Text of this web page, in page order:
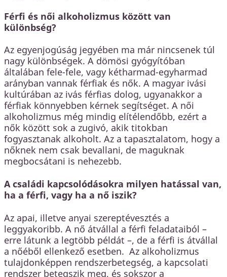
Férfi és női alkoholizmus között van
különbség?
Az egyenjogúság jegyében ma már nincsenek túl
nagy különbségek. A dömösi gyógyítóban
általában fele-fele, vagy kétharmad-egyharmad
arányban vannak férfiak és nők. A magyar ivási
kultúrában az ivás férfias dolog, ugyanakkor a
férfiak könnyebben kérnek segítséget. A női
alkoholizmus még mindig elítélendőbb, ezért a
nők között sok a zugivó, akik titokban
fogyasztanak alkoholt. Az a tapasztalatom, hogy a
nőknek nem csak bevallani, de maguknak
megbocsátani is nehezebb.
A családi kapcsolódásokra milyen hatással van,
ha a férfi, vagy ha a nő iszik?
Az apai, illetve anyai szereptévesztés a
leggyakoribb. A nő átvállal a férfi feladataiból –
erre látunk a legtöbb példát –, de a férfi is átvállal
a nőéből ellenkező esetben. Az alkoholizmus
tulajdonképpen rendszerbetegség, a kapcsolati
rendszer betegszik meg, és sokszor a